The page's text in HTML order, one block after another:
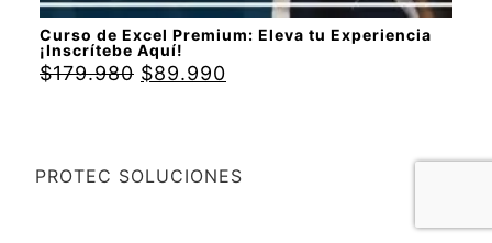
Curso de Excel Premium: Eleva tu Experiencia
¡Inscrítebe Aquí!
$179.980 $89.990
PROTEC SOLUCIONES